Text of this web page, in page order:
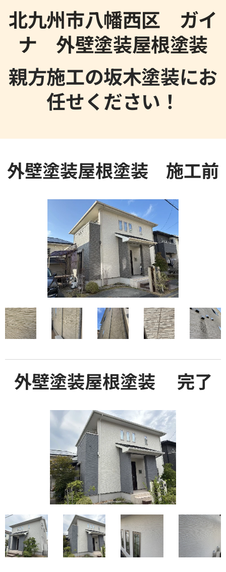
北九州市八幡西区 ガイ
ナ 外壁塗装屋根塗装
親方施工の坂木塗装にお
任せください！
外壁塗装屋根塗装 施工前
外壁塗装屋根塗装 完了